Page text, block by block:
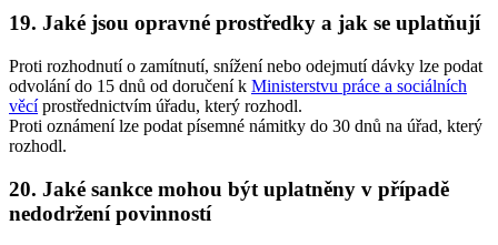
19. Jaké jsou opravné prostředky a jak se uplatňují
Proti rozhodnutí o zamítnutí, snížení nebo odejmutí dávky lze podat
odvolání do 15 dnů od doručení k Ministerstvu práce a sociálních
věcíprostřednictvím úřadu, který rozhodl.
Proti oznámení lze podat písemné námitky do 30 dnů na úřad, který
rozhodl.
20. Jaké sankce mohou být uplatněny v případě
nedodržení povinností